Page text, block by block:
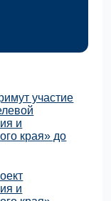
участие
и
края» до
и